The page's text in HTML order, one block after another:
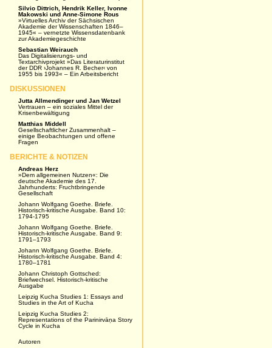
Silvio Dittrich, Hendrik Keller, Ivonne
Makowski und Anne-Simone Rous
»Virtuelles Archiv der Sächsischen
Akademie der Wissenschaften 1846–
1945« – vernetzte Wissensdatenbank
zur Akademiegeschichte
Sebastian Weirauch
Das Digitalisierungs- und
Textarchivprojekt »Das Literaturinstitut
der DDR ›Johannes R. Becher‹ von
1955 bis 1993« – Ein Arbeitsbericht
DISKUSSIONEN
Jutta Allmendinger und Jan Wetzel
Vertrauen – ein soziales Mittel der
Krisenbewältigung
Matthias Middell
Gesellschaftlicher Zusammenhalt –
einige Beobachtungen und offene
Fragen
BERICHTE & NOTIZEN
Andreas Herz
»Dem allgemeinen Nutzen«: Die
deutsche Akademie des 17.
Jahrhunderts: Fruchtbringende
Gesellschaft
Johann Wolfgang Goethe. Briefe.
Historisch-kritische Ausgabe. Band 10:
1794-1795
Johann Wolfgang Goethe. Briefe.
Historisch-kritische Ausgabe. Band 9:
1791–1793
Johann Wolfgang Goethe. Briefe.
Historisch-kritische Ausgabe. Band 4:
1780–1781
Johann Christoph Gottsched:
Briefwechsel. Historisch-kritische
Ausgabe
Leipzig Kucha Studies 1: Essays and
Studies in the Art of Kucha
Leipzig Kucha Studies 2:
Representations of the Parinirvāṇa Story
Cycle in Kucha
Autoren